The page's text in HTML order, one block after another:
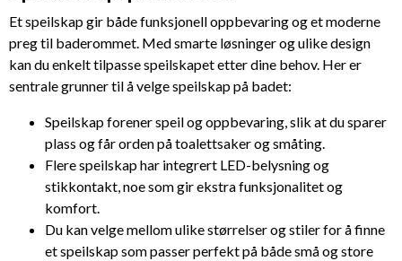
Et speilskap gir både funksjonell oppbevaring og et moderne
preg til baderommet. Med smarte løsninger og ulike design
kan du enkelt tilpasse speilskapet etter dine behov. Her er
sentrale grunner til å velge speilskap på badet:
Speilskap forener speil og oppbevaring, slik at du sparer
plass og får orden på toalettsaker og småting.
Flere speilskap har integrert LED-belysning og
stikkontakt, noe som gir ekstra funksjonalitet og
komfort.
Du kan velge mellom ulike størrelser og stiler for å finne
et speilskap som passer perfekt på både små og store